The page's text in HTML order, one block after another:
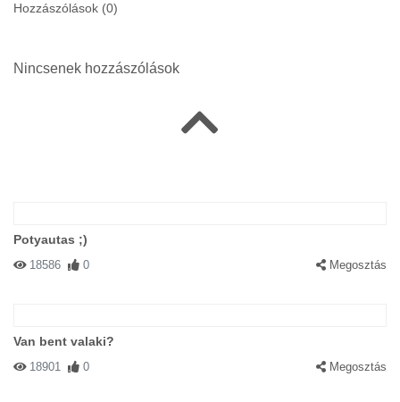
Hozzászólások (0)
Nincsenek hozzászólások
Potyautas ;)
18586 0 Megosztás
Van bent valaki?
18901 0 Megosztás